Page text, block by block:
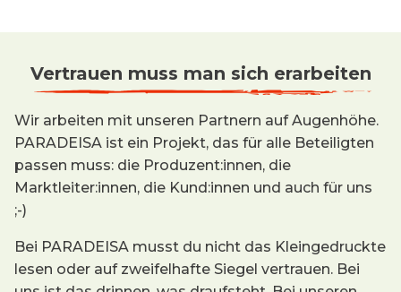
Vertrauen muss man sich erarbeiten
Wir arbeiten mit unseren Partnern auf Augenhöhe.
PARADEISA ist ein Projekt, das für alle Beteiligten
passen muss: die Produzent:innen, die
Marktleiter:innen, die Kund:innen und auch für uns
;-)
Bei PARADEISA musst du nicht das Kleingedruckte
lesen oder auf zweifelhafte Siegel vertrauen. Bei